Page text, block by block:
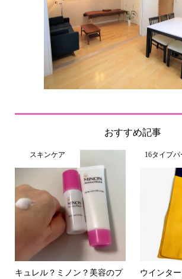
おすすめ記事
スキンケア
キュレル？ミノン？美容のプ
16タイプ
ウインタ